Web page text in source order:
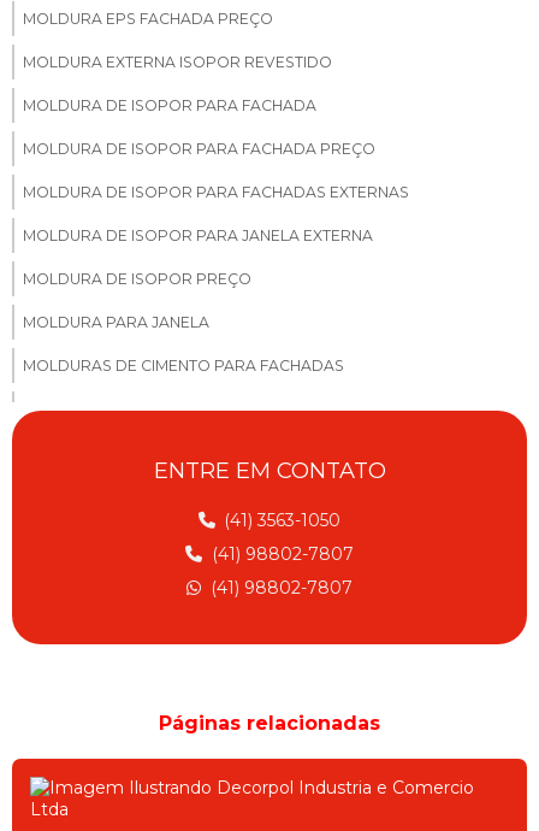
MOLDURA EPS FACHADA PREÇO
MOLDURA EXTERNA ISOPOR REVESTIDO
MOLDURA DE ISOPOR PARA FACHADA
MOLDURA DE ISOPOR PARA FACHADA PREÇO
MOLDURA DE ISOPOR PARA FACHADAS EXTERNAS
MOLDURA DE ISOPOR PARA JANELA EXTERNA
MOLDURA DE ISOPOR PREÇO
MOLDURA PARA JANELA
MOLDURAS DE CIMENTO PARA FACHADAS
MOLDURAS DE CONCRETO PARA FACHADA
MOLDURAS PARA FACHADAS EM EPS
PROJETO ARQUITETONICO FACHADA
PROJETOS ARQUITETÔNICOS FACHADAS CASAS
REVESTIMENTO EXTERNO EM ISOPOR
ENTRE EM CONTATO
(41) 3563-1050
(41) 98802-7807
(41) 98802-7807
Páginas relacionadas